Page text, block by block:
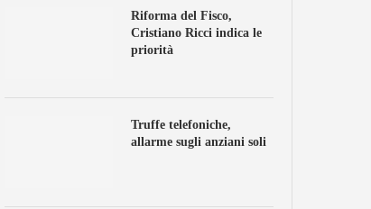
Riforma del Fisco,
Cristiano Ricci indica le
priorità
Truffe telefoniche,
allarme sugli anziani soli